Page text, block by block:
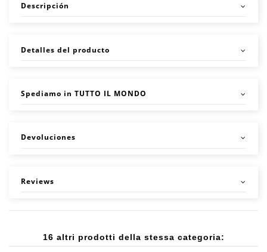
Descripción
Detalles del producto
Spediamo in TUTTO IL MONDO
Devoluciones
Reviews
16 altri prodotti della stessa categoria: